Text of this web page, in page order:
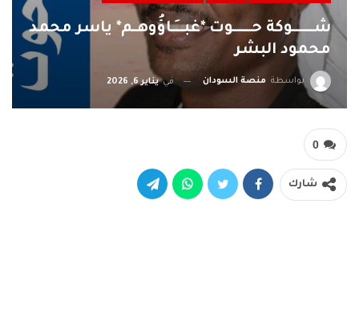
شـــــــــوكة حــــــــوت *غبــــَـاؤُوهــم* ياسر محمد
محمود البشر
بواسطة منصة السودان فييناير 6, 2026
0
شارك